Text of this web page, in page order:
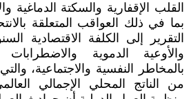
القلب الإقفارية والسكتة الدماغية
بما في ذلك العواقب المتعلقة
التقرير إلى الكلفة الاقتصادية
والأوعية الدموية والاضطرابات
من الناتج المحلي الإجمالي